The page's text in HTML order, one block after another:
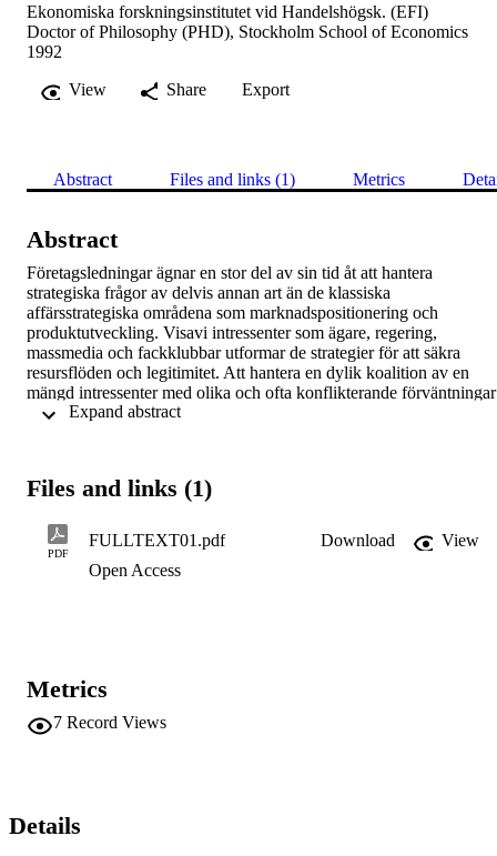
Ekonomiska forskningsinstitutet vid Handelshögsk. (EFI)
Doctor of Philosophy (PHD), Stockholm School of Economics
1992
View
Share Export
Abstract Files and links (1) Metrics
Abstract
Företagsledningar ägnar en stor del av sin tid åt att hantera
strategiska frågor av delvis annan art än de klassiska
affärsstrategiska områdena som marknadspositionering och
produktutveckling. Visavi intressenter som ägare, regering,
massmedia och fackklubbar utformar de strategier för att säkra
resursflöden och legitimitet. Att hantera en dylik koalition av en
mängd intressenter med olika och ofta konflikterande förväntningar
på företaget är en svår uppgift. Lätt uppstår rollkonflikter och
intressentstrategier sker. Den andra frågan är om en interaktiv
framgångsrike intressentstrategier. För att söka besvara dessa frågor
valdes en klinisk forskningsansats. Tre fältexperiment
ett par svenska företag med en unik möjlighet att följa de relativt
Files and links (1)
PDF
FULLTEXT01.pdf Download
View
Open Access
Metrics
7 Record Views
Details